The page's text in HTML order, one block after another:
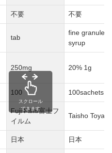
不要 不要
tab
fine granule
syrup
250mg 20% 1g
100 100sachets
Fuji Film/富士フ
イルム
Taisho
日本 日本
スクロール
できます